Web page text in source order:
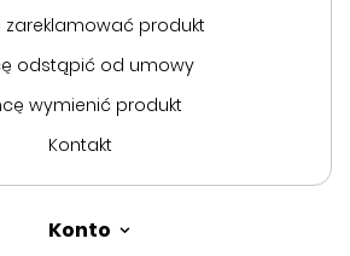
zareklamować produkt
odstąpić od umowy
wymienić produkt
Kontakt
Konto